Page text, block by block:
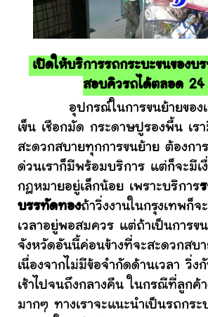
เปิดให้บริการรถกระบะขนของ
สอบคิวรถได้ตลอด 24
อุปกรณ์ในการขนย้ายของเร
เข็น เชือกมัด กระดาษปูรองพื้น เร
สะดวกสบายทุกการขนย้าย ต้องกา
ด่วนเราก็มีพร้อมบริการ แต่ก็จะมีเ
กฎหมายอยู่เล็กน้อย เพราะบริการ
บรรทัดทองถ้าวิ่งงานในกรุงเทพก็จ
เวลาอยู่พอสมควร แต่ถ้าเป็นการข
จังหวัดอันนี้ค่อนข้างที่จะสะดวกสบ
เนื่องจากไม่มีข้อจำกัดด้านเวลา วิ่
เช้าไปจนถึงกลางคืน ในกรณีที่ลูกค้
มากๆ ทางเราจะแนะนำเป็นรถกร